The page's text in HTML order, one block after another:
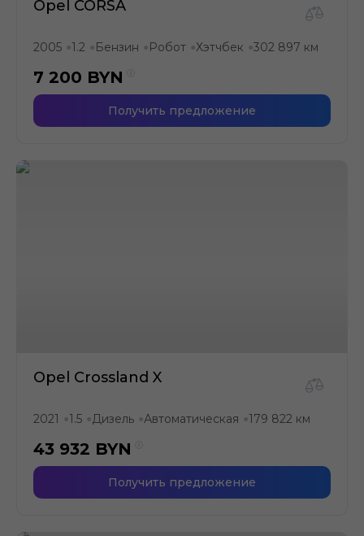
Opel CORSA
2005 ●1.2 ● Бензин ● Робот ●Хэтчбек ●302 897 км
7 200 BYN
Получить предложение
Opel Crossland X
2021 ●1.5 ●Дизель ●Автоматическая ●179 822 км
43 932 BYN
Получить предложение